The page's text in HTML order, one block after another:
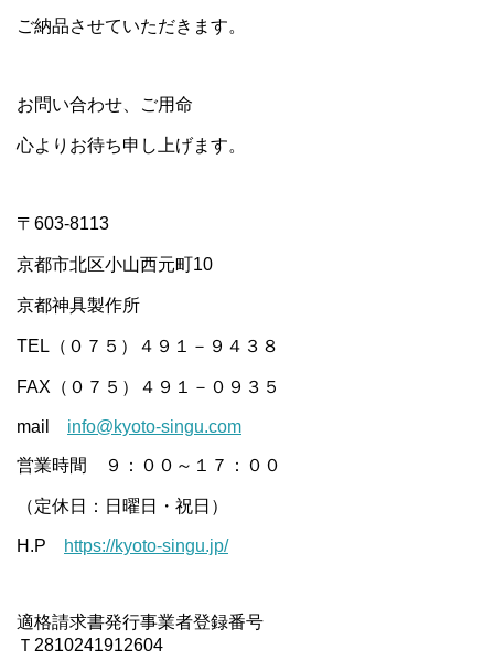
ご納品させていただきます。
お問い合わせ、ご用命
心よりお待ち申し上げます。
〒603-8113
京都市北区小山西元町10
京都神具製作所
TEL（０７５）４９１－９４３８
FAX（０７５）４９１－０９３５
mail info@kyoto-singu.com
営業時間 ９：００～１７：００
（定休日：日曜日・祝日）
H.P https://kyoto-singu.jp/
適格請求書発行事業者登録番号
Ｔ2810241912604